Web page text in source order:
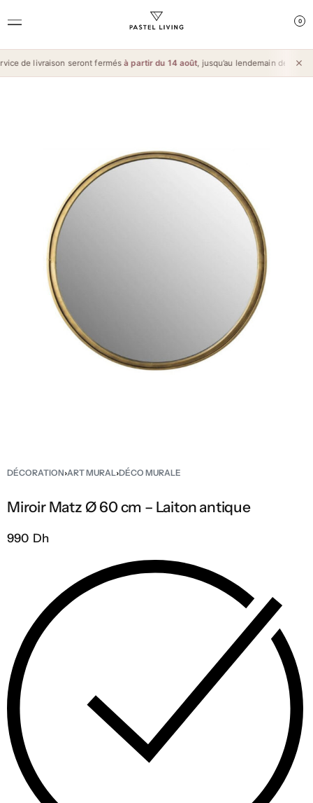
0
de livraison seront fermésà partir du 14 août, jusqu’au lendemain de l’ Aïd
DÉCORATION›ART MURAL›DÉCO MURALE
Miroir Matz Ø 60 cm – Laiton antique
990 Dh